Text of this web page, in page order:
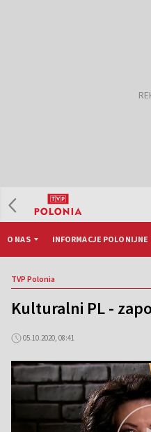
O NAS INFORMACJE POLONIJNE
TVP Polonia
Kulturalni PL -
05.10.2020, 08:41